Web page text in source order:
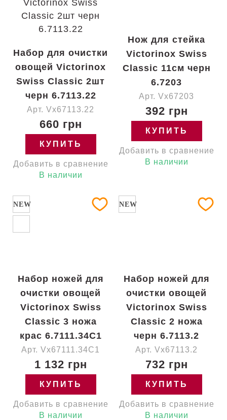
Набор для очистки
овощей Victorinox
Swiss Classic 2шт
черн 6.7113.22
Арт. Vx67113.22
660 грн
КУПИТЬ
Добавить в сравнение
В наличии
Нож для стейка
Victorinox Swiss
Classic 11см черн
6.7203
Арт. Vx67203
392 грн
КУПИТЬ
Добавить в сравнение
В наличии
NEW
Набор ножей для
очистки овощей
Victorinox Swiss
Classic 3 ножа
крас 6.7111.34C1
Арт. Vx67111.34C1
1 132 грн
КУПИТЬ
Добавить в сравнение
В наличии
NEW
Набор ножей для
очистки овощей
Victorinox Swiss
Classic 2 ножа
черн 6.7113.2
Арт. Vx67113.2
732 грн
КУПИТЬ
Добавить в сравнение
В наличии